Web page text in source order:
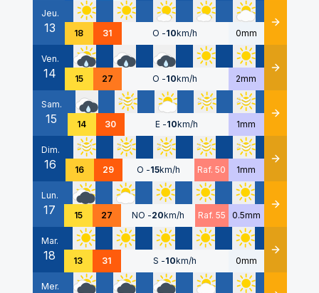
Jeu.
13 18 31 O -10km/h 0mm Détails
Ven.
14 15 27 O -10km/h 2mm Détails
Sam.
15 14 30 E -10km/h 1mm Détails
Dim.
16 16 29 O -15km/h Raf. 50 1mm Détails
Lun.
17 15 27 NO -20km/h Raf. 55 0.5mm Détails
Mar.
18 13 31 S -10km/h 0mm Détails
Mer.